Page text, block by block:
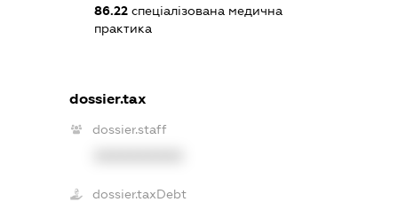
86.22 спеціалізована медична
практика
dossier.tax
dossier.staff
dossier.taxDebt